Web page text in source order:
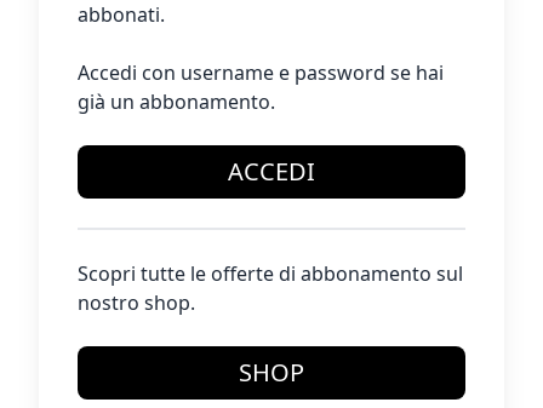
abbonati.
Accedi con username e password se hai
già un abbonamento.
ACCEDI
Scopri tutte le offerte di abbonamento sul
nostro shop.
SHOP